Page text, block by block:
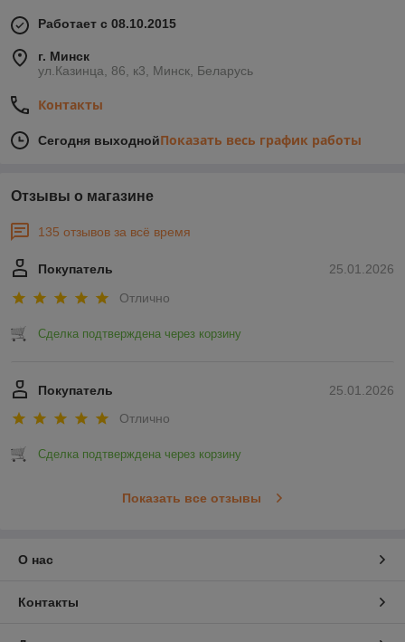
Работает с 08.10.2015
г. Минск
ул.Казинца, 86, к3, Минск, Беларусь
Контакты
Сегодня выходнойПоказать весь график работы
Отзывы о магазине
135 отзывов за всё время
25.01.2026
Покупатель
Отлично
Сделка подтверждена через корзину
25.01.2026
Покупатель
Отлично
Сделка подтверждена через корзину
Показать все отзывы
О нас
Контакты